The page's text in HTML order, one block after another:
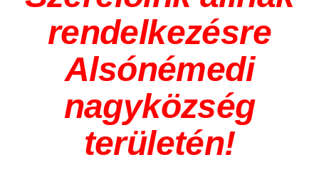
rendelkezésre
Alsónémedi
nagyközség
területén!